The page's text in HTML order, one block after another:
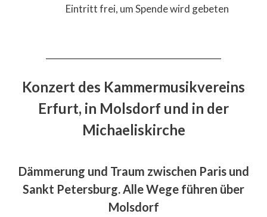
Eintritt frei, um Spende wird gebeten
Konzert des Kammermusikvereins
Erfurt, in Molsdorf und in der
Michaeliskirche
Dämmerung und Traum zwischen Paris und
Sankt Petersburg. Alle Wege führen über
Molsdorf